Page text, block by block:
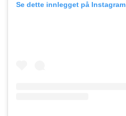
Se dette innlegget på Instagram